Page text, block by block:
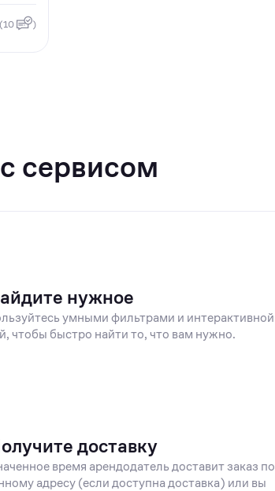
(10 )
сервисом
нужное
умными фильтрами и интерактивной
чтобы быстро найти то, что вам нужно.
доставку
время арендодатель доставит заказ по
адресу (если доступна доставка) или вы